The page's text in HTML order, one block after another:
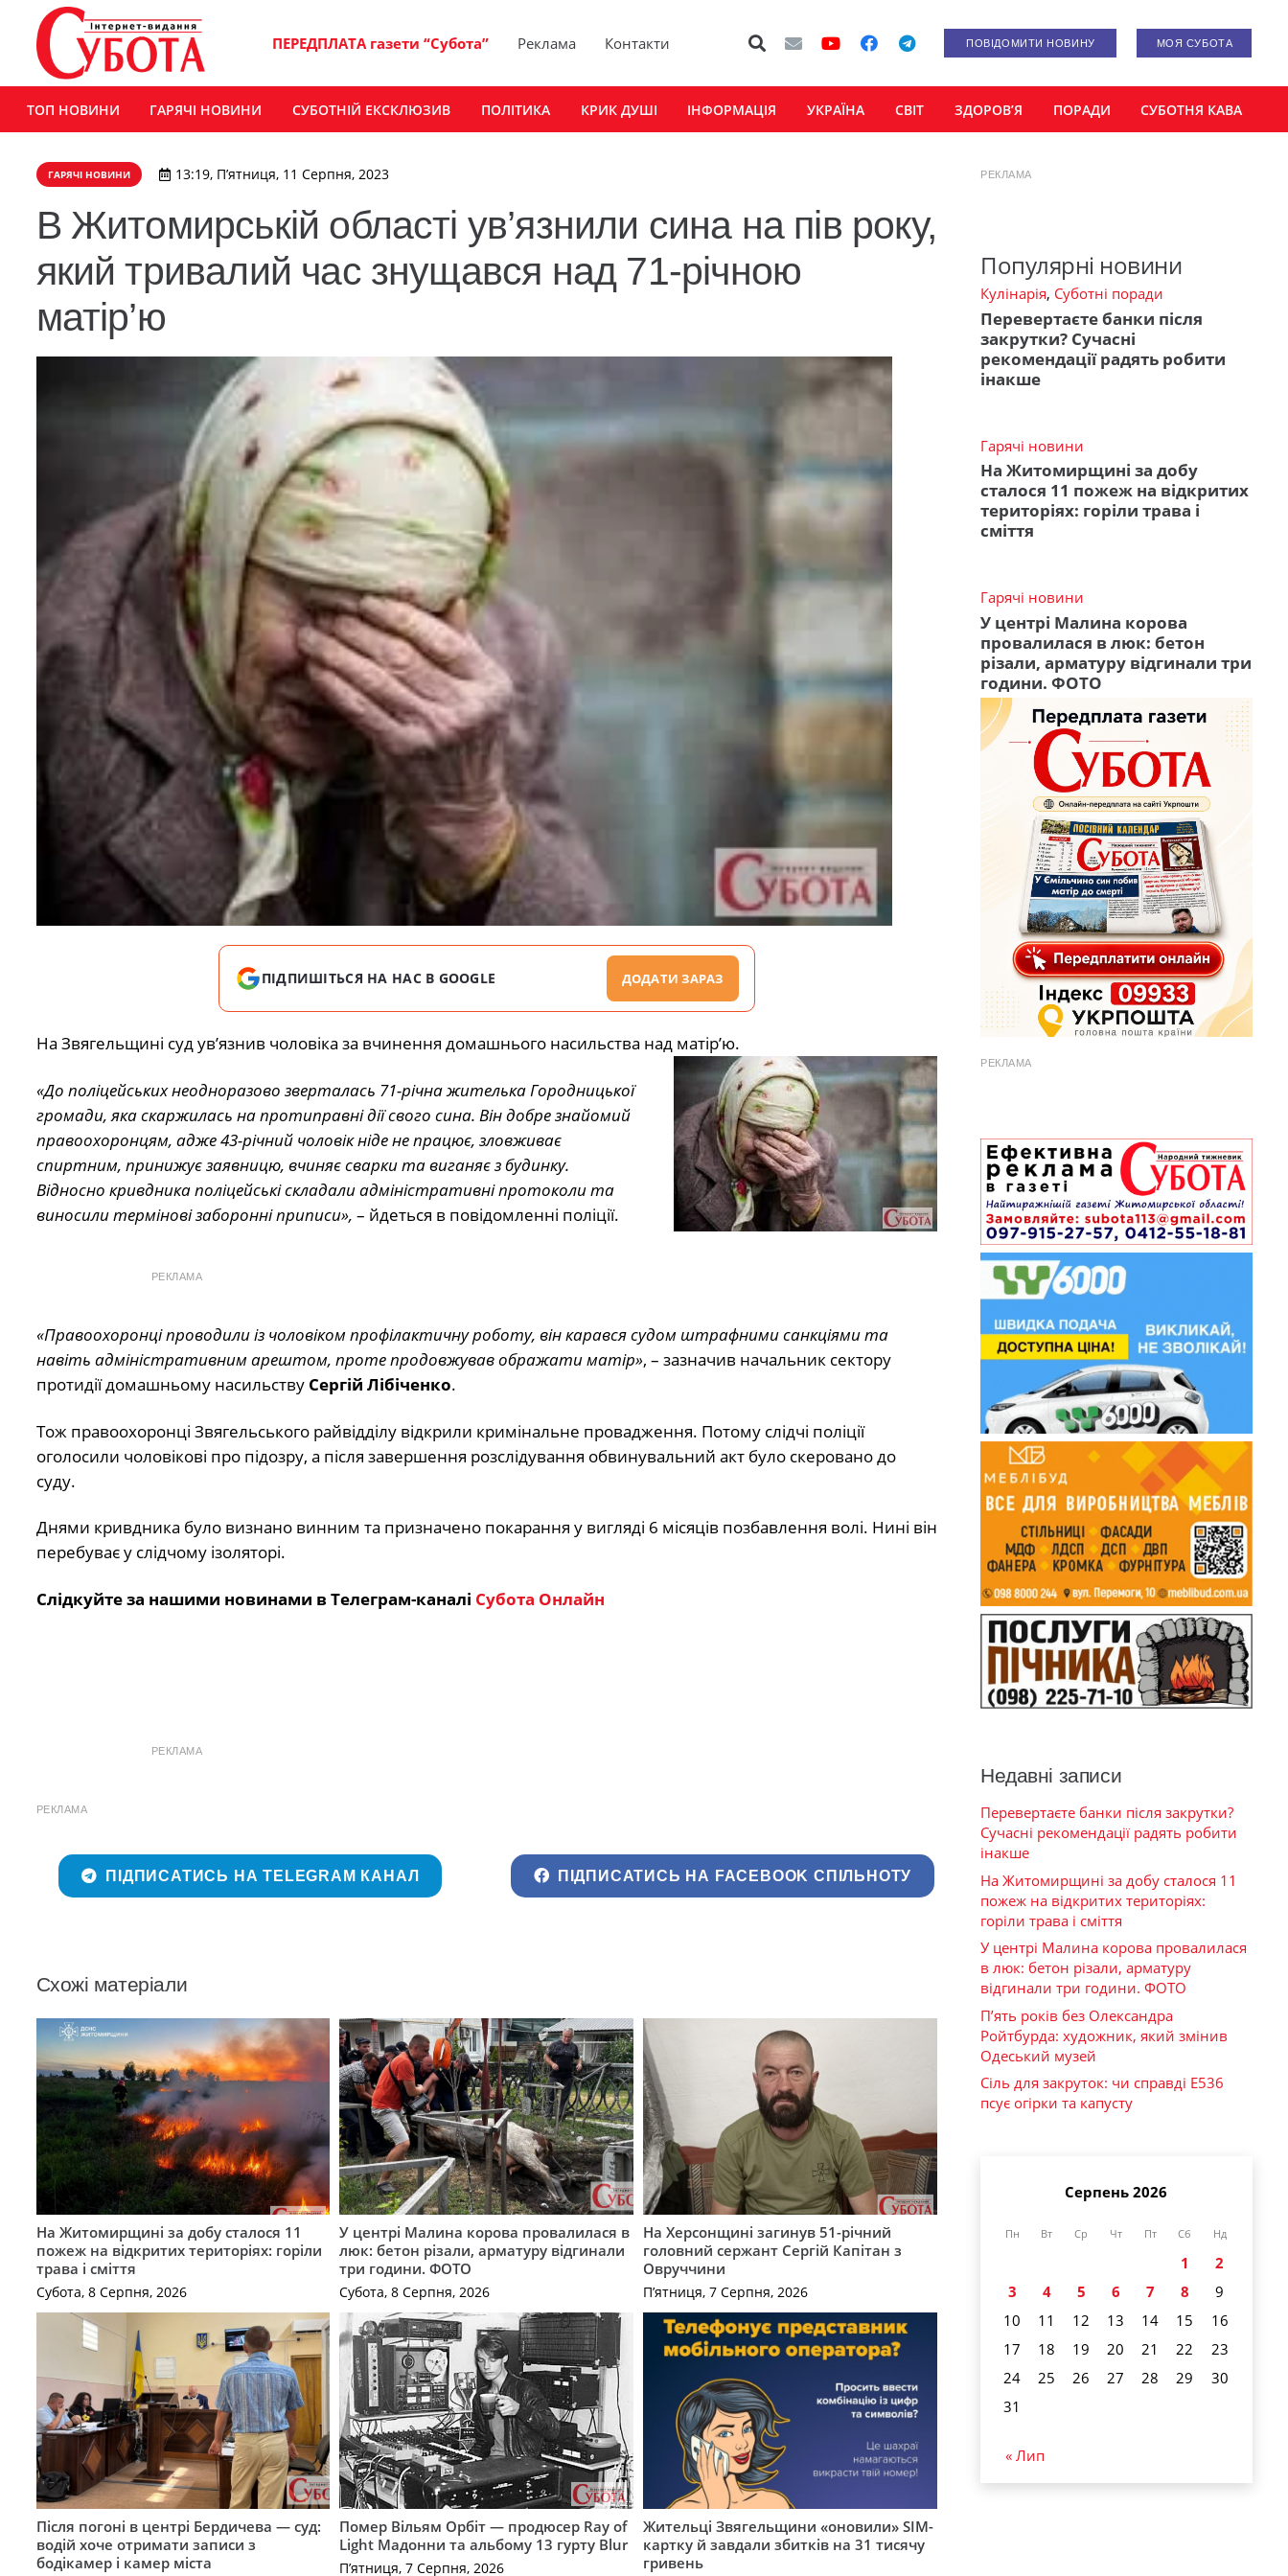
ПЕРЕДПЛАТА газети “Субота” Реклама Контакти ПОВІДОМИТИ НОВИНУ МОЯ СУБОТА
ТОП НОВИНИ ГАРЯЧІ НОВИНИ СУБОТНІЙ ЕКСКЛЮЗИВ ПОЛІТИКА КРИК ДУШІ ІНФОРМАЦІЯ УКРАЇНА СВІТ ЗДОРОВ’Я ПОРАДИ СУБОТНЯ КАВА
ГАРЯЧІ НОВИНИ 13:19, П’ятниця, 11 Серпня, 2023
В Житомирській області ув’язнили сина на пів року,
який тривалий час знущався над 71-річною
матір’ю
ПІДПИШІТЬСЯ НА НАС В GOOGLE ДОДАТИ ЗАРАЗ
На Звягельщині суд ув’язнив чоловіка за вчинення домашнього насильства над матір’ю.
«До поліцейських неодноразово зверталась 71-річна жителька Городницької
громади, яка скаржилась на протиправні дії свого сина. Він добре знайомий
правоохоронцям, адже 43-річний чоловік ніде не працює, зловживає
спиртним, принижує заявницю, вчиняє сварки та виганяє з будинку.
Відносно кривдника поліцейські складали адміністративні протоколи та
виносили термінові заборонні приписи», – йдеться в повідомленні поліції.
РЕКЛАМА
«Правоохоронці проводили із чоловіком профілактичну роботу, він карався судом штрафними санкціями та
навіть адміністративним арештом, проте продовжував ображати матір», – зазначив начальник сектору
протидії домашньому насильству Сергій Лібіченко.
Тож правоохоронці Звягельського райвідділу відкрили кримінальне провадження. Потому слідчі поліції
оголосили чоловікові про підозру, а після завершення розслідування обвинувальний акт було скеровано до
суду.
Днями кривдника було визнано винним та призначено покарання у вигляді 6 місяців позбавлення волі. Нині він
перебуває у слідчому ізоляторі.
Слідкуйте за нашими новинами в Телеграм-каналі Субота Онлайн
РЕКЛАМА
РЕКЛАМА
ПІДПИСАТИСЬ НА TELEGRAM КАНАЛ ПІДПИСАТИСЬ НА FACEBOOK СПІЛЬНОТУ
Схожі матеріали
На Житомирщині за добу сталося 11
пожеж на відкритих територіях: горіли
трава і сміття
Субота, 8 Серпня, 2026
У центрі Малина корова провалилася в
люк: бетон різали, арматуру відгинали
три години. ФОТО
Субота, 8 Серпня, 2026
На Херсонщині загинув 51-річний
головний сержант Сергій Капітан з
Овруччини
П’ятниця, 7 Серпня, 2026
Після погоні в центрі Бердичева — суд:
водій хоче отримати записи з
бодікамер і камер міста
Помер Вільям Орбіт — продюсер Ray of
Light Мадонни та альбому 13 гурту Blur
П’ятниця, 7 Серпня, 2026
Жительці Звягельщини «оновили» SIM-
картку й завдали збитків на 31 тисячу
гривень
РЕКЛАМА
Популярні новини
Кулінарія, Суботні поради
Перевертаєте банки після
закрутки? Сучасні
рекомендації радять робити
інакше
Гарячі новини
На Житомирщині за добу
сталося 11 пожеж на відкритих
територіях: горіли трава і
сміття
Гарячі новини
У центрі Малина корова
провалилася в люк: бетон
різали, арматуру відгинали три
години. ФОТО
РЕКЛАМА
Недавні записи
Перевертаєте банки після закрутки?
Сучасні рекомендації радять робити
інакше
На Житомирщині за добу сталося 11
пожеж на відкритих територіях:
горіли трава і сміття
У центрі Малина корова провалилася
в люк: бетон різали, арматуру
відгинали три години. ФОТО
П’ять років без Олександра
Ройтбурда: художник, який змінив
Одеський музей
Сіль для закруток: чи справді Е536
псує огірки та капусту
Серпень 2026
Пн Вт Ср Чт Пт Сб Нд
1
2
3
4 5 6 7 8
9
10
11 12 13 14 15
16
17
18 19 20 21 22
23
24
25 26 27 28 29
30
31
« Лип